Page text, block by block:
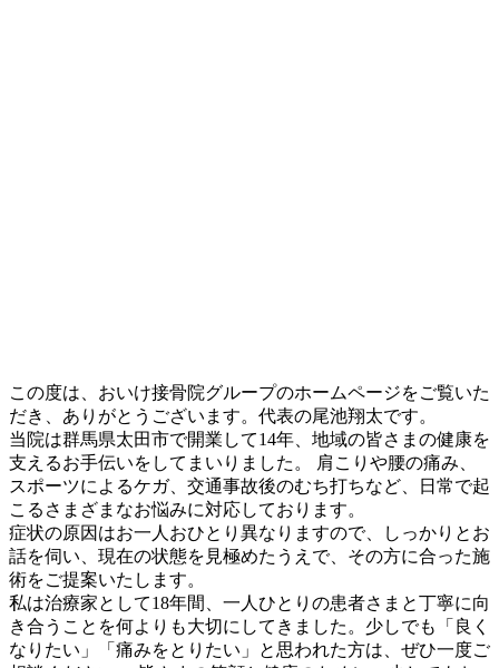
この度は、おいけ接骨院グループのホームページをご覧いた
だき、ありがとうございます。代表の尾池翔太です。
当院は群馬県太田市で開業して14年、地域の皆さまの健康を
支えるお手伝いをしてまいりました。 肩こりや腰の痛み、
スポーツによるケガ、交通事故後のむち打ちなど、日常で起
こるさまざまなお悩みに対応しております。
症状の原因はお一人おひとり異なりますので、しっかりとお
話を伺い、現在の状態を見極めたうえで、その方に合った施
術をご提案いたします。
私は治療家として18年間、一人ひとりの患者さまと丁寧に向
き合うことを何よりも大切にしてきました。少しでも「良く
なりたい」「痛みをとりたい」と思われた方は、ぜひ一度ご